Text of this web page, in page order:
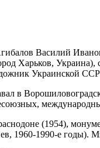
Василий
Харьков,
Украинской ССР
в
(1954),
1960-1990-е годы).